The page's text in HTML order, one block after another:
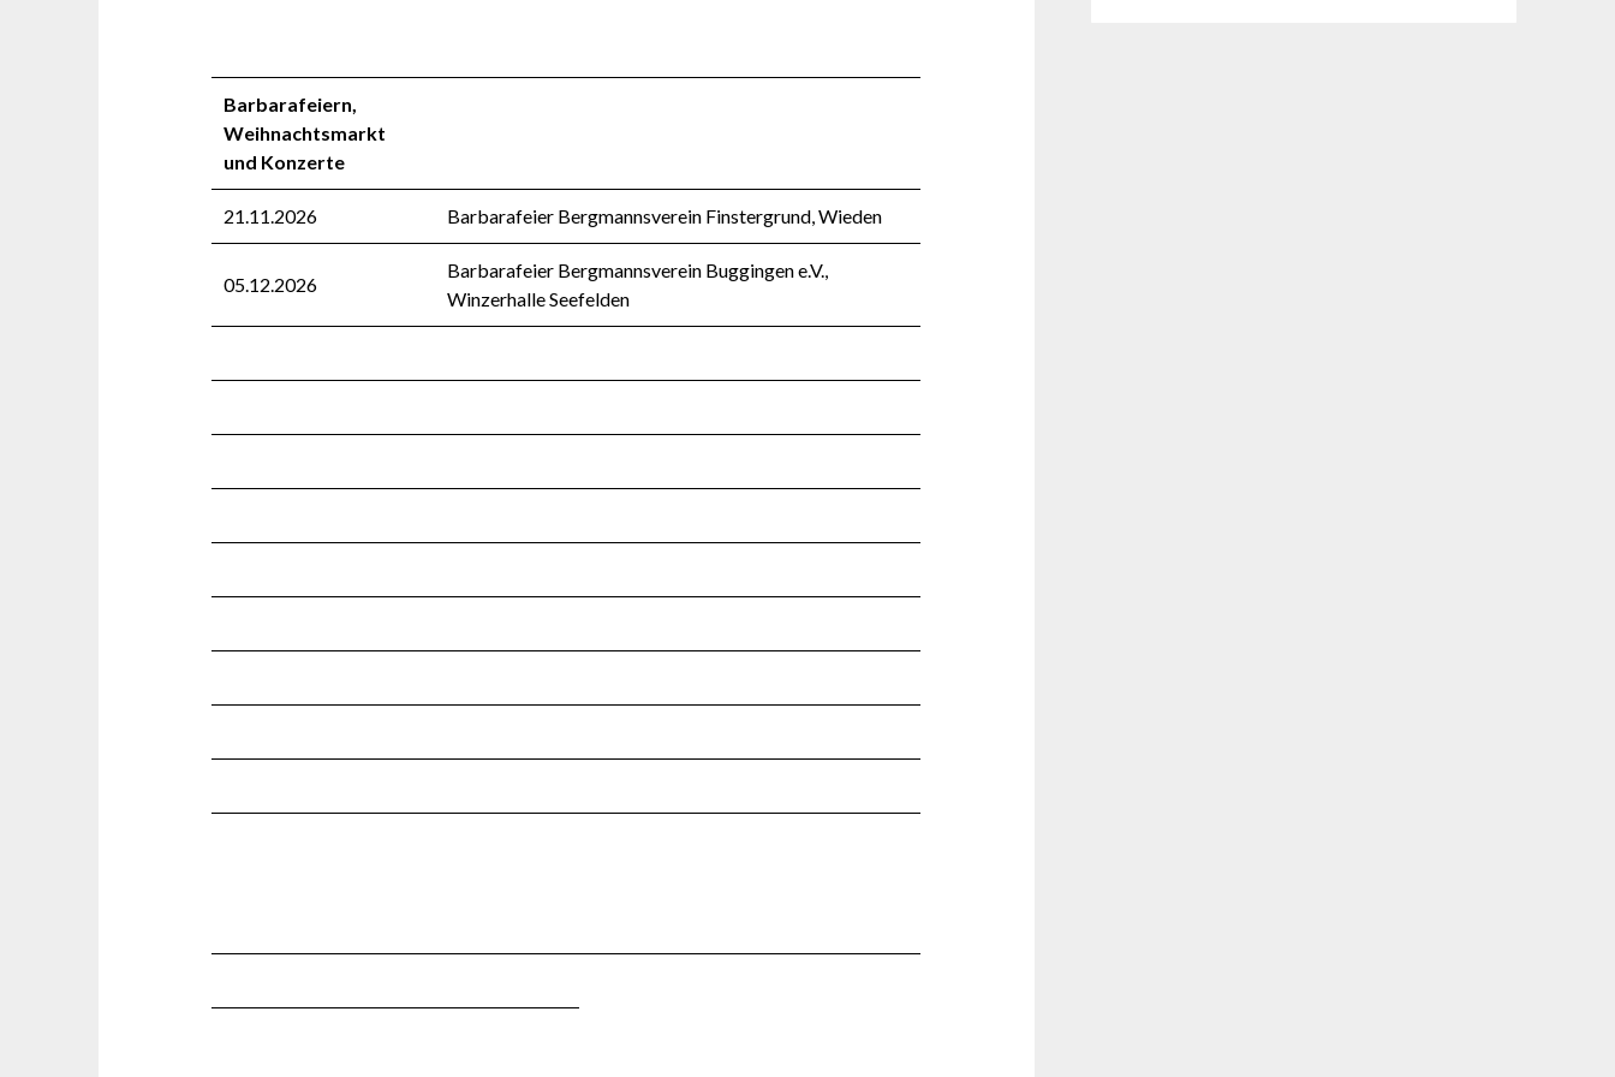
Barbarafeiern,
Weihnachtsmarkt
und Konzerte
21.11.2026 Barbarafeier Bergmannsverein Finstergrund, Wieden
05.12.2026
Barbarafeier Bergmannsverein Buggingen e.V.,
Winzerhalle Seefelden